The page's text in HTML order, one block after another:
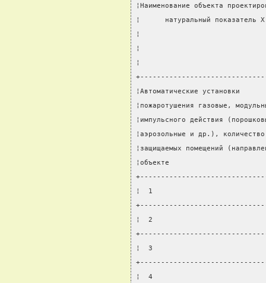
¦Наименование объекта
¦      натуральный
¦
¦
¦
¦Автоматические
¦пожаротушения газовые,
¦импульсного действия
¦аэрозольные и др.),
¦защищаемых помещений
¦объекте
¦  1
¦  2
¦  3
¦  4